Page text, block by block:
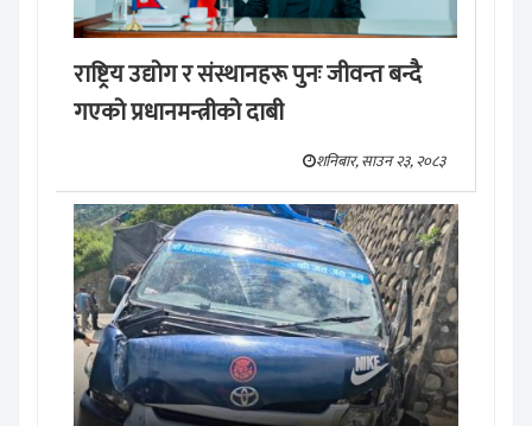
राष्ट्रिय उद्योग र संस्थानहरू पुनः जीवन्त बन्दै
गएको प्रधानमन्त्रीको दाबी
शनिबार, साउन २३, २०८३